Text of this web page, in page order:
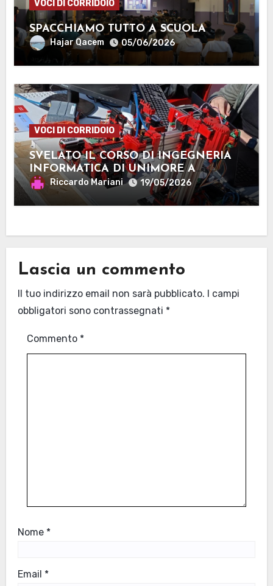
VOCI DI CORRIDOIO
SPACCHIAMO TUTTO A SCUOLA
Hajar Qacem 05/06/2026
VOCI DI CORRIDOIO
SVELATO IL CORSO DI INGEGNERIA
INFORMATICA DI UNIMORE A
MANTOVA
Riccardo Mariani 19/05/2026
Lascia un commento
Il tuo indirizzo email non sarà pubblicato. I campi
obbligatori sono contrassegnati *
Commento *
Nome *
Email *